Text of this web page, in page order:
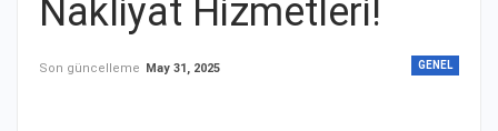
Nakliyat Hizmetleri!
GENEL
Son güncelleme May 31, 2025